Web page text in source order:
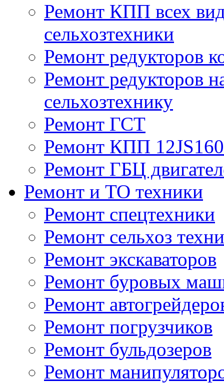
Ремонт КПП всех
сельхозтехники
Ремонт редукторов
Ремонт редукторов
сельхозтехнику
Ремонт ГСТ
Ремонт КПП
Ремонт ГБЦ
Ремонт и ТО техники
Ремонт спецтехники
Ремонт сельхоз
Ремонт экскаваторов
Ремонт буровых
Ремонт
Ремонт погрузчиков
Ремонт бульдозеров
Ремонт